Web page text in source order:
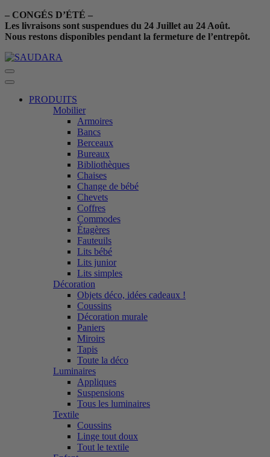
– CONGÉS D’ÉTÉ –
Les livraisons sont suspendues du 24 Juillet au 24 Août.
Nous restons disponibles pendant la fermeture de l’entrepôt.
PRODUITS
Mobilier
Armoires
Bancs
Berceaux
Bureaux
Bibliothèques
Chaises
Change de bébé
Chevets
Coffres
Commodes
Étagères
Fauteuils
Lits bébé
Lits junior
Lits simples
Décoration
Objets déco, idées cadeaux !
Coussins
Décoration murale
Paniers
Miroirs
Tapis
Toute la déco
Luminaires
Appliques
Suspensions
Tous les luminaires
Textile
Coussins
Linge tout doux
Tout le textile